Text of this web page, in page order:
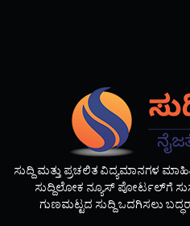
ಸುದ್ದಿ ಮತ್ತು ಪ್ರಚಲಿತ ವಿದ್ಯಮಾನಗಳ
ಸುದ್ದಿಲೋಕ ನ್ಯೂಸ್ ಪೋರ್ಟಲ್‌ಗೆ
ಗುಣಮಟ್ಟದ ಸುದ್ದಿ ಒದಗಿಸಲು